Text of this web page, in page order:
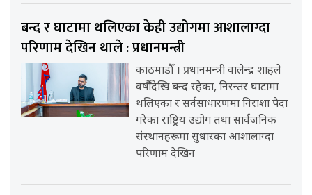
बन्द र घाटामा थलिएका केही उद्योगमा आशालाग्दा
परिणाम देखिन थाले : प्रधानमन्त्री
काठमाडौँ । प्रधानमन्त्री वालेन्द्र शाहले
वर्षौंदेखि बन्द रहेका, निरन्तर घाटामा
थलिएका र सर्वसाधारणमा निराशा पैदा
गरेका राष्ट्रिय उद्योग तथा सार्वजनिक
संस्थानहरूमा सुधारका आशालाग्दा
परिणाम देखिन